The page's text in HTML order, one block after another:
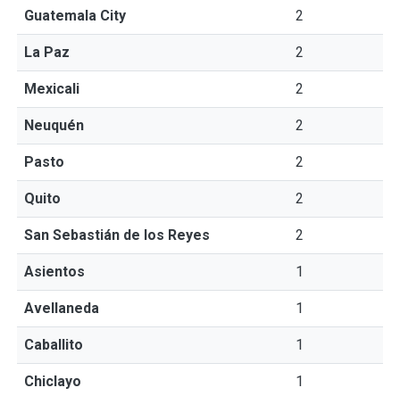
Guatemala City 2
La Paz 2
Mexicali 2
Neuquén 2
Pasto 2
Quito 2
San Sebastián de los Reyes 2
Asientos 1
Avellaneda 1
Caballito 1
Chiclayo 1